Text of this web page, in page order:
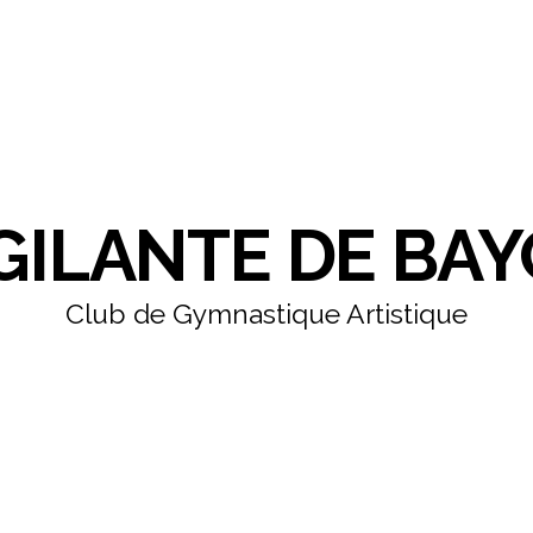
DE
Club de Gymnastique Artistique